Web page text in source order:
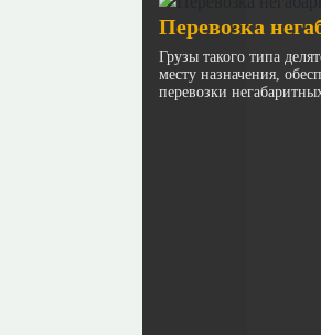
Перевозка
Грузы такого типа
месту назначения,
перевозки